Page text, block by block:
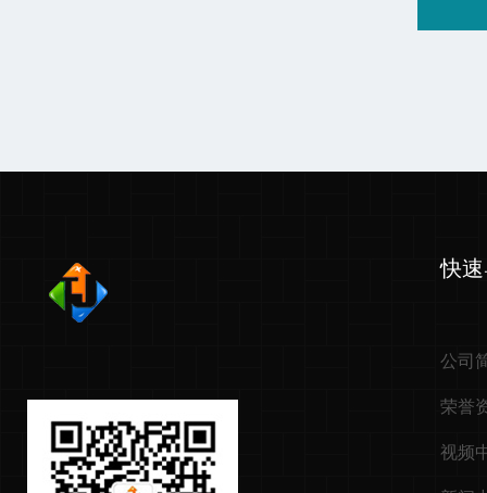
快
公司
荣誉
视频